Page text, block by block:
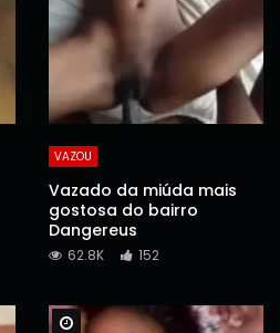
VAZOU
Vazado da miúda mais
gostosa do bairro
Dangereus
62.8K 152
Watch Later